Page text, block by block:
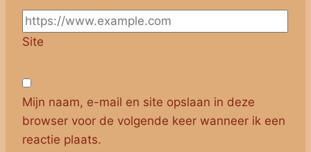
Site
Mijn naam, e-mail en site opslaan in deze
browser voor de volgende keer wanneer ik een
reactie plaats.